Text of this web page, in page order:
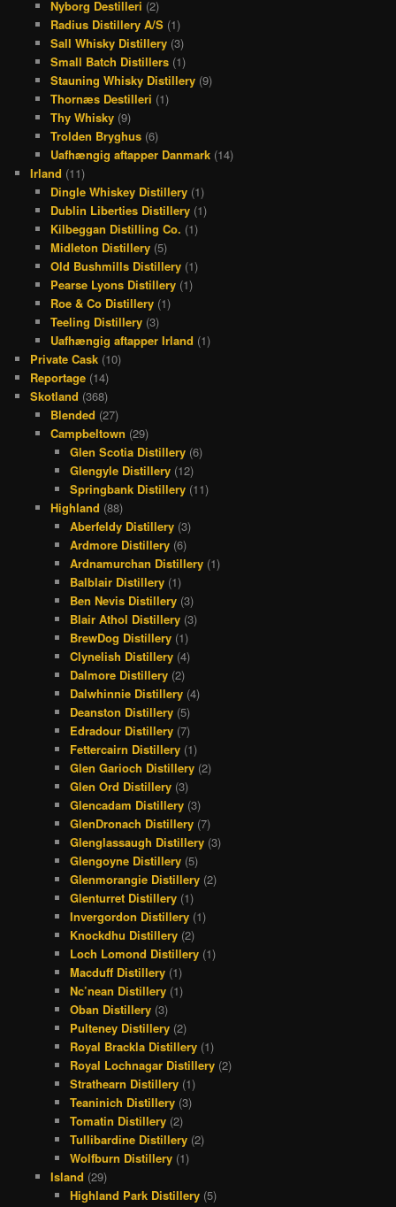
Nyborg Destilleri (2)
Radius Distillery A/S(1)
Sall Whisky Distillery(3)
Small Batch Distillers(1)
Stauning Whisky Distillery(9)
Thornæs Destilleri (1)
Thy Whisky(9)
Trolden Bryghus(6)
Uafhængig aftapper Danmark(14)
Irland (11)
Dingle Whiskey Distillery(1)
Dublin Liberties Distillery(1)
Kilbeggan Distilling Co. (1)
Midleton Distillery(5)
Old Bushmills Distillery(1)
Pearse Lyons Distillery(1)
Roe & Co Distillery(1)
Teeling Distillery(3)
Uafhængig aftapper Irland (1)
Private Cask (10)
Reportage (14)
Skotland (368)
Blended (27)
Campbeltown (29)
Glen Scotia Distillery (6)
Glengyle Distillery (12)
Springbank Distillery (11)
Highland (88)
Aberfeldy Distillery (3)
Ardmore Distillery (6)
Ardnamurchan Distillery (1)
Balblair Distillery (1)
Ben Nevis Distillery (3)
Blair Athol Distillery (3)
BrewDog Distillery (1)
Clynelish Distillery (4)
Dalmore Distillery (2)
Dalwhinnie Distillery (4)
Deanston Distillery (5)
Edradour Distillery (7)
Fettercairn Distillery (1)
Glen Garioch Distillery (2)
Glen Ord Distillery (3)
Glencadam Distillery (3)
GlenDronach Distillery (7)
Glenglassaugh Distillery (3)
Glengoyne Distillery (5)
Glenmorangie Distillery (2)
Glenturret Distillery (1)
Invergordon Distillery (1)
Knockdhu Distillery (2)
Loch Lomond Distillery (1)
Macduff Distillery (1)
Nc’nean Distillery (1)
Oban Distillery (3)
Pulteney Distillery (2)
Royal Brackla Distillery (1)
Royal Lochnagar Distillery (2)
Strathearn Distillery (1)
Teaninich Distillery (3)
Tomatin Distillery (2)
Tullibardine Distillery (2)
Wolfburn Distillery (1)
Island (29)
Highland Park Distillery (5)